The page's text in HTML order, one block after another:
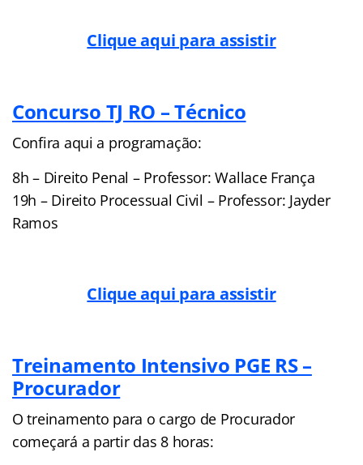
Clique aqui para assistir
Concurso TJ RO – Técnico
Confira aqui a programação:
8h – Direito Penal – Professor: Wallace França
19h – Direito Processual Civil – Professor: Jayder
Ramos
Clique aqui para assistir
Treinamento Intensivo PGE RS –
Procurador
O treinamento para o cargo de Procurador
começará a partir das 8 horas: